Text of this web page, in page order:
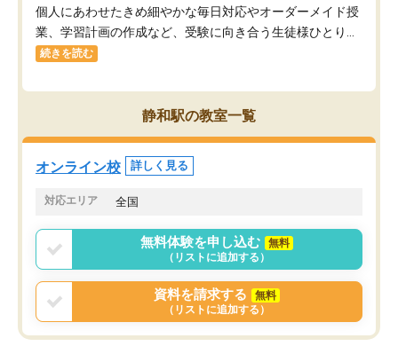
個人にあわせたきめ細やかな毎日対応やオーダーメイド授
業、学習計画の作成など、受験に向き合う生徒様ひとり...
続きを読む
静和駅の教室一覧
オンライン校 詳しく見る
対応エリア 全国
無料体験を申し込む
無料
（リストに追加する）
資料を請求する
無料
（リストに追加する）